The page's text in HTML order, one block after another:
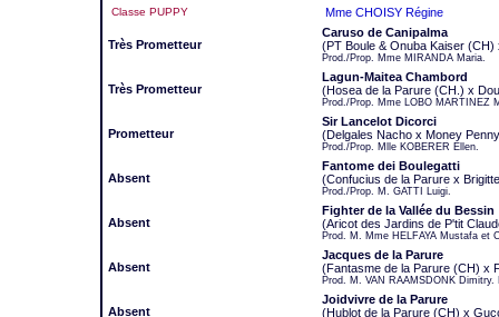
Classe PUPPY Mme CHOISY Régine
Très Prometteur
Caruso de Canipalma
(PT Boule & Onuba Kaiser (CH)
Prod./Prop. Mme MIRANDA Maria.
Très Prometteur
Lagun-Maitea Chambord
(Hosea de la Parure (CH.) x
Prod./Prop. Mme LOBO MARTINEZ
Prometteur
Sir Lancelot Dicorci
(Delgales Nacho x Money
Prod./Prop. Mlle KOBERER Ellen.
Absent
Fantome dei Boulegatti
(Confucius de la Parure x
Prod./Prop. M. GATTI Luigi.
Absent
Fighter de la Vallée du Bessin
(Aricot des Jardins de P'tit
Prod. M. Mme HELFAYA Mustafa et
Absent
Jacques de la Parure
(Fantasme de la Parure (CH) x
Prod. M. VAN RAAMSDONK
Absent
Joidvivre de la Parure
(Hublot de la Parure (CH) x